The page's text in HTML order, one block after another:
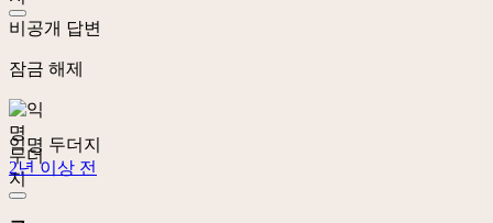
비공개 답변
잠금 해제
익명 두더지
2년 이상 전